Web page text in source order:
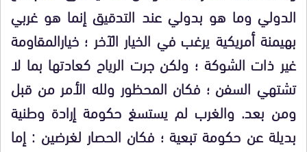
الدولي وما هو بدولي عند التدقيق إنما هو غربي
بهيمنة أمريكية يرغب في الخيار الآخر ؛ خيارالمقاومة
غير ذات الشوكة ؛ ولكن جرت الرياح كعادتها بما لا
تشتهي السفن ؛ فكان المحظور ولله الأمر من قبل
ومن بعد. والغرب لم يستسغ حكومة إرادة وطنية
بديلة عن حكومة تبعية ؛ فكان الحصار لغرضين : إما